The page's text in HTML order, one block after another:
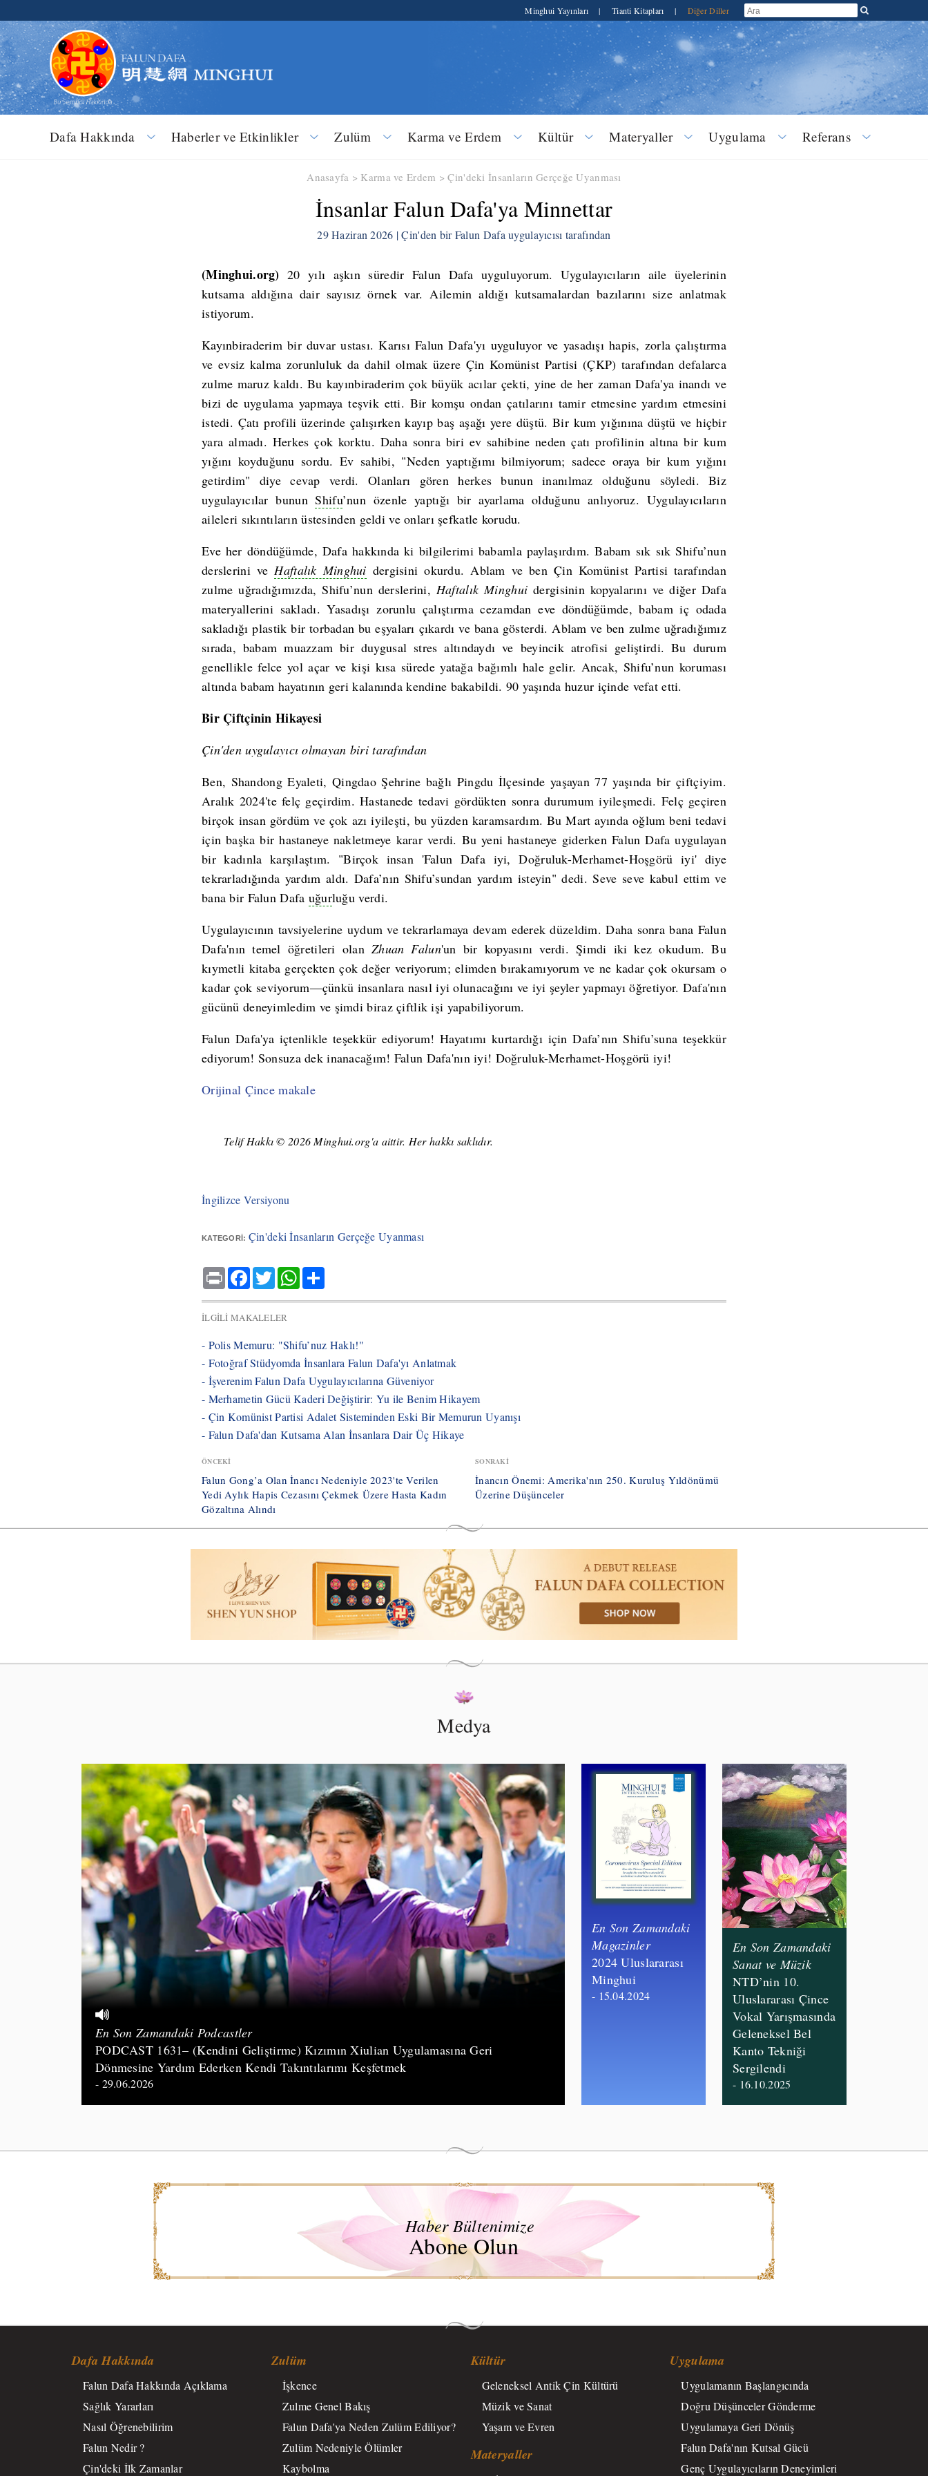
Minghui Yayınları | Tianti Kitapları | Diğer Diller
Dafa Hakkında Haberler ve Etkinlikler Zulüm Karma ve Erdem Kültür Materyaller Uygulama Referans
Anasayfa > Karma ve Erdem >Çin'deki İnsanların Gerçeğe Uyanması
İnsanlar Falun Dafa'ya Minnettar
29 Haziran 2026 | Çin'den bir Falun Dafa uygulayıcısı tarafından
(Minghui.org)20 yılı aşkın süredir Falun Dafa uyguluyorum. Uygulayıcıların aile üyelerinin
kutsama aldığına dair sayısız örnek var. Ailemin aldığı kutsamalardan bazılarını size anlatmak
istiyorum.
Kayınbiraderim bir duvar ustası. Karısı Falun Dafa'yı uyguluyor ve yasadışı hapis, zorla çalıştırma
ve evsiz kalma zorunluluk da dahil olmak üzere Çin Komünist Partisi (ÇKP) tarafından defalarca
zulme maruz kaldı. Bu kayınbiraderim çok büyük acılar çekti, yine de her zaman Dafa'ya inandı ve
bizi de uygulama yapmaya teşvik etti. Bir komşu ondan çatılarını tamir etmesine yardım etmesini
istedi. Çatı profili üzerinde çalışırken kayıp baş aşağı yere düştü. Bir kum yığınına düştü ve hiçbir
yara almadı. Herkes çok korktu. Daha sonra biri ev sahibine neden çatı profilinin altına bir kum
yığını koyduğunu sordu. Ev sahibi, "Neden yaptığımı bilmiyorum; sadece oraya bir kum yığını
getirdim" diye cevap verdi. Olanları gören herkes bunun inanılmaz olduğunu söyledi. Biz
uygulayıcılar bununShifu’nun özenle yaptığı bir ayarlama olduğunu anlıyoruz. Uygulayıcıların
aileleri sıkıntıların üstesinden geldi ve onları şefkatle korudu.
Eve her döndüğümde, Dafa hakkında ki bilgilerimi babamla paylaşırdım. Babam sık sık Shifu’nun
derslerini veHaftalık Minghui dergisini okurdu. Ablam ve ben Çin Komünist Partisi tarafından
zulme uğradığımızda, Shifu’nun derslerini, Haftalık Minghuidergisinin kopyalarını ve diğer Dafa
materyallerini sakladı. Yasadışı zorunlu çalıştırma cezamdan eve döndüğümde, babam iç odada
sakladığı plastik bir torbadan bu eşyaları çıkardı ve bana gösterdi. Ablam ve ben zulme uğradığımız
sırada, babam muazzam bir duygusal stres altındaydı ve beyincik atrofisi geliştirdi. Bu durum
genellikle felce yol açar ve kişi kısa sürede yatağa bağımlı hale gelir. Ancak, Shifu’nun koruması
altında babam hayatının geri kalanında kendine bakabildi. 90 yaşında huzur içinde vefat etti.
Bir Çiftçinin Hikayesi
Çin'den uygulayıcı olmayan biri tarafından
Ben, Shandong Eyaleti, Qingdao Şehrine bağlı Pingdu İlçesinde yaşayan 77 yaşında bir çiftçiyim.
Aralık 2024'te felç geçirdim. Hastanede tedavi gördükten sonra durumum iyileşmedi. Felç geçiren
birçok insan gördüm ve çok azı iyileşti, bu yüzden karamsardım. Bu Mart ayında oğlum beni tedavi
için başka bir hastaneye nakletmeye karar verdi. Bu yeni hastaneye giderken Falun Dafa uygulayan
bir kadınla karşılaştım. "Birçok insan 'Falun Dafa iyi, Doğruluk-Merhamet-Hoşgörü iyi' diye
tekrarladığında yardım aldı. Dafa’nın Shifu’sundan yardım isteyin" dedi. Seve seve kabul ettim ve
bana bir Falun Dafa uğurluğu verdi.
Uygulayıcının tavsiyelerine uydum ve tekrarlamaya devam ederek düzeldim. Daha sonra bana Falun
Dafa'nın temel öğretileri olan Zhuan Falun'un bir kopyasını verdi. Şimdi iki kez okudum. Bu
kıymetli kitaba gerçekten çok değer veriyorum; elimden bırakamıyorum ve ne kadar çok okursam o
kadar çok seviyorum—çünkü insanlara nasıl iyi olunacağını ve iyi şeyler yapmayı öğretiyor. Dafa'nın
gücünü deneyimledim ve şimdi biraz çiftlik işi yapabiliyorum.
Falun Dafa'ya içtenlikle teşekkür ediyorum! Hayatımı kurtardığı için Dafa’nın Shifu’suna teşekkür
ediyorum! Sonsuza dek inanacağım! Falun Dafa'nın iyi! Doğruluk-Merhamet-Hoşgörü iyi!
Orijinal Çince makale
Telif Hakkı © 2026 Minghui.org'a aittir. Her hakkı saklıdır.
İngilizce Versiyonu
KATEGORI: Çin'deki İnsanların Gerçeğe Uyanması
Print Facebook
TwitterWhatsApp
İLGILI MAKALELER
- Polis Memuru: "Shifu’nuz Haklı!"
- Fotoğraf Stüdyomda İnsanlara Falun Dafa'yı Anlatmak
- ​İşverenim Falun Dafa Uygulayıcılarına Güveniyor
- ​Merhametin Gücü Kaderi Değiştirir: Yu ile Benim Hikayem
- ​Çin Komünist Partisi Adalet Sisteminden Eski Bir Memurun Uyanışı
- ​Falun Dafa'dan Kutsama Alan İnsanlara Dair Üç Hikaye
ÖNCEKI
​Falun Gong’a Olan İnancı Nedeniyle 2023'te Verilen
Yedi Aylık Hapis Cezasını Çekmek Üzere Hasta Kadın
Gözaltına Alındı
SONRAKI
İnancın Önemi: Amerika'nın 250. Kuruluş Yıldönümü
Üzerine Düşünceler
Medya
En Son Zamandaki Podcastler
PODCAST 1631– (Kendini Geliştirme) Kızımın Xiulian Uygulamasına Geri
Dönmesine Yardım Ederken Kendi Takıntılarımı Keşfetmek
- 29.06.2026
En Son Zamandaki
Magazinler
​2024 Uluslararası
Minghui
- 15.04.2024
En Son Zamandaki
Sanat ve Müzik
NTD’nin 10.
Uluslararası Çince
Vokal Yarışmasında
Geleneksel Bel
Kanto Tekniği
Sergilendi
- 16.10.2025
Haber Bültenimize
Abone Olun
Dafa Hakkında
Falun Dafa Hakkında Açıklama
Sağlık Yararları
Nasıl Öğrenebilirim
Falun Nedir ?
Çin'deki İlk Zamanlar
Zulüm
İşkence
Zulme Genel Bakış
Falun Dafa'ya Neden Zulüm Ediliyor?
Zulüm Nedeniyle Ölümler
Kaybolma
Kültür
Geleneksel Antik Çin Kültürü
Müzik ve Sanat
Yaşam ve Evren
Materyaller
Uygulama
Uygulamanın Başlangıcında
Doğru Düşünceler Gönderme
Uygulamaya Geri Dönüş
Falun Dafa'nın Kutsal Gücü
Genç Uygulayıcıların Deneyimleri